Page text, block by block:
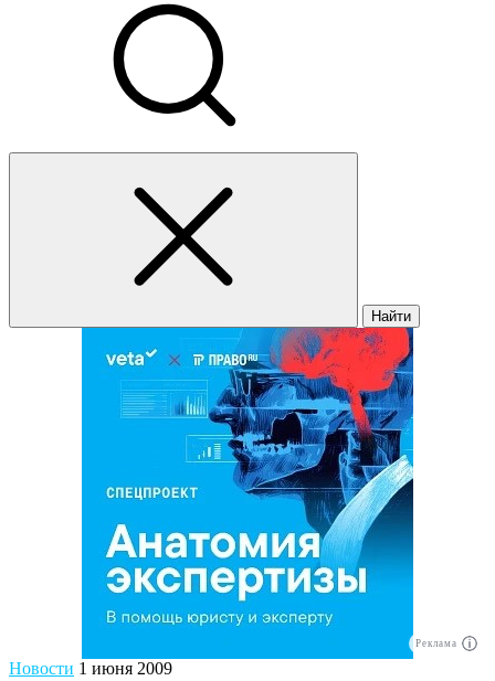
Найти
Реклама
Новости 1 июня 2009